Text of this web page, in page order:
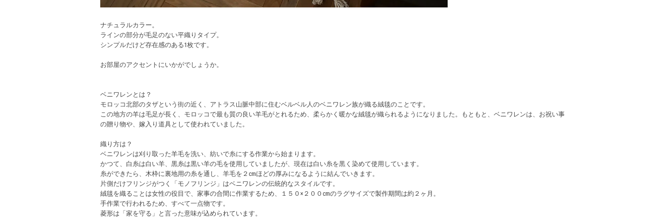
ナチュラルカラー。
ラインの部分が毛足のない平織りタイプ。
シンプルだけど存在感のある1枚です。
お部屋のアクセントにいかがでしょうか。
ベニワレンとは？
モロッコ北部のタザという街の近く、アトラス山脈中部に住むベルベル人のベニワレン族が織る絨毯のことです。
この地方の羊は毛足が長く、モロッコで最も質の良い羊毛がとれるため、柔らかく暖かな絨毯が織られるようになりました。もともと、ベニワレンは、お祝い事
の贈り物や、嫁入り道具として使われていました。
織り方は？
ベニワレンは刈り取った羊毛を洗い、紡いで糸にする作業から始まります。
かつて、白糸は白い羊、黒糸は黒い羊の毛を使用していましたが、現在は白い糸を黒く染めて使用しています。
糸ができたら、木枠に裏地用の糸を通し、羊毛を２cmほどの厚みになるように結んでいきます。
片側だけフリンジがつく「モノフリンジ」はベニワレンの伝統的なスタイルです。
絨毯を織ることは女性の役目で、家事の合間に作業するため、１５０×２００cmのラグサイズで製作期間は約２ヶ月。
手作業で行われるため、すべて一点物です。
菱形は「家を守る」と言った意味が込められています。